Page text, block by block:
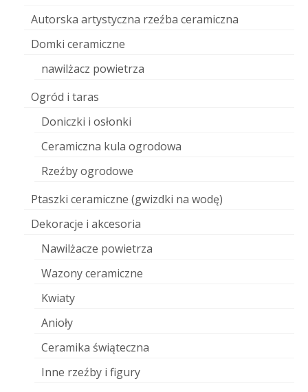
Autorska artystyczna rzeźba ceramiczna
Domki ceramiczne
nawilżacz powietrza
Ogród i taras
Doniczki i osłonki
Ceramiczna kula ogrodowa
Rzeźby ogrodowe
Ptaszki ceramiczne (gwizdki na wodę)
Dekoracje i akcesoria
Nawilżacze powietrza
Wazony ceramiczne
Kwiaty
Anioły
Ceramika świąteczna
Inne rzeźby i figury